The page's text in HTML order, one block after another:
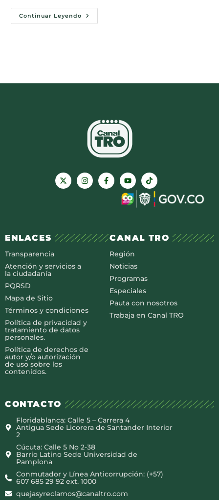
Continuar Leyendo
ENLACES
Transparencia
Atención y servicios a
la ciudadanía
PQRSD
Mapa de Sitio
Términos y condiciones
Política de privacidad y
tratamiento de datos
personales.
Política de derechos de
autor y/o autorización
de uso sobre los
contenidos.
CANAL TRO
Región
Noticias
Programas
Especiales
Pauta con nosotros
Trabaja en Canal TRO
CONTACTO
Floridablanca: Calle 5 – Carrera 4
Antigua Sede Licorera de Santander Interior
2
Cúcuta: Calle 5 No 2-38
Barrio Latino Sede Universidad de
Pamplona
Conmutador y Línea Anticorrupción: (+57)
607 685 29 92 ext. 1000
quejasyreclamos@canaltro.com